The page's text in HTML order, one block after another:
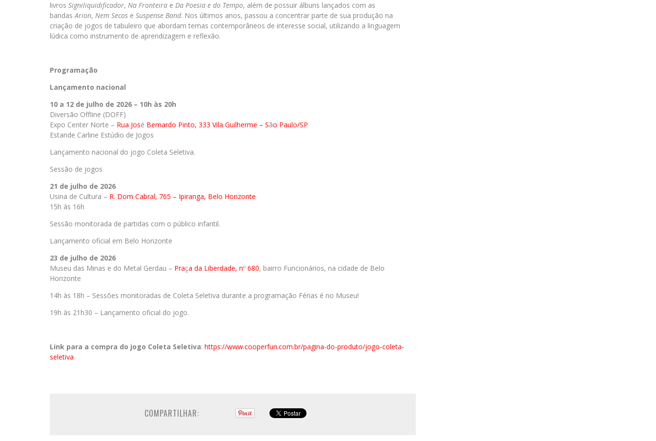
livros Signiliquidificador, Na Fronteira e Da Poesia e do Tempo, além de possuir álbuns lançados com as
bandasArion, Nem Secos e Suspense Band. Nos últimos anos, passou a concentrar parte de sua produção na
criação de jogos de tabuleiro que abordam temas contemporâneos de interesse social, utilizando a linguagem
lúdica como instrumento de aprendizagem e reflexão.
Programação
Lançamento nacional
10 a 12 de julho de 2026 – 10h às 20h
Diversão Offline (DOFF)
Expo Center Norte – Rua José Bernardo Pinto, 333 Vila Guilherme – São Paulo/SP
Estande Carline Estúdio de Jogos
Lançamento nacional do jogo Coleta Seletiva.
Sessão de jogos
21 de julho de 2026
Usina de Cultura – R. Dom Cabral, 765 – Ipiranga, Belo Horizonte
15h às 16h
Sessão monitorada de partidas com o público infantil.
Lançamento oficial em Belo Horizonte
23 de julho de 2026
Museu das Minas e do Metal Gerdau – Praça da Liberdade, nº 680, bairro Funcionários, na cidade de Belo
Horizonte
14h às 18h – Sessões monitoradas de Coleta Seletiva durante a programação Férias é no Museu!
19h às 21h30 – Lançamento oficial do jogo.
Link para a compra do jogo Coleta Seletiva: https://www.cooperfun.com.br/pagina-do-produto/jogo-coleta-
seletiva
COMPARTILHAR: